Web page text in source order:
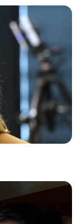
vorgestellt.